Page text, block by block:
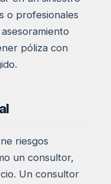
o profesionales
póliza con
riesgos
un consultor,
Un consultor